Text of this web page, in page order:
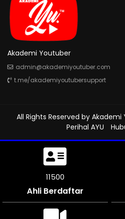
Akademi Youtuber
admin@akademiyoutuber.com
t.me/akademiyoutubersupport
All Rights Reserved by Akademi
Perihal AYU
11500
Ahli Berdaftar